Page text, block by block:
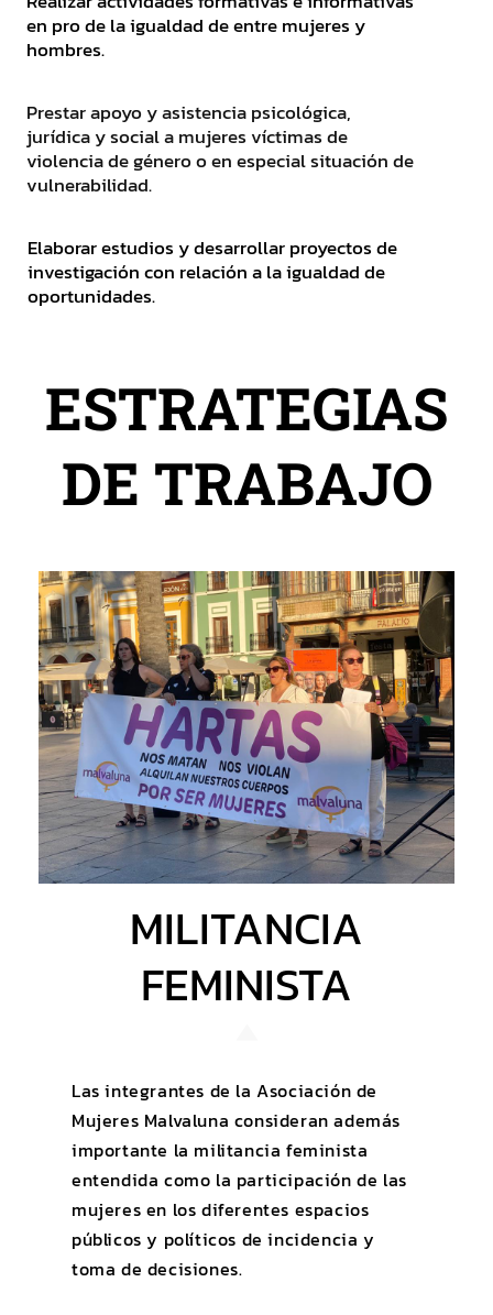
en pro de la igualdad de entre mujeres y
hombres.
Prestar apoyo y asistencia psicológica,
jurídica y social a mujeres víctimas de
violencia de género o en especial situación de
vulnerabilidad.
Elaborar estudios y desarrollar proyectos de
investigación con relación a la igualdad de
oportunidades.
ESTRATEGIAS
DE TRABAJO
MILITANCIA
FEMINISTA
Las integrantes de la Asociación de
Mujeres Malvaluna consideran además
importante la militancia feminista
entendida como la participación de las
mujeres en los diferentes espacios
públicos y políticos de incidencia y
toma de decisiones.